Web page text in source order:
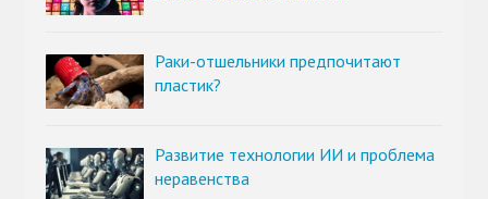
Раки-отшельники предпочитают
пластик?
Развитие технологии ИИ и проблема
неравенства